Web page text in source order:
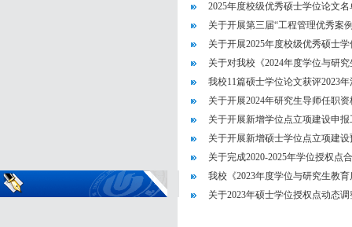
2025年度校级优秀硕士学位论文
关于开展第三届“工程管理优秀案
关于开展2025年度校级优秀硕士
关于对我校《2024年度学位与研
我校11篇硕士学位论文获评2023
关于开展2024年研究生导师任职
关于开展新增学位点立项建设申
关于开展新增硕士学位点立项建
关于完成2020-2025年学位授权点
我校《2023年度学位与研究生教
关于2023年硕士学位授权点动态